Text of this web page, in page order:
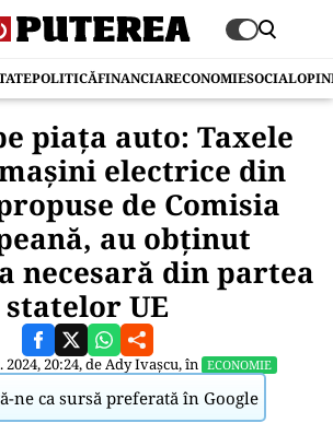
POLITICĂFINANCIARECONOMIESOCIAL
piaţa auto: Taxele
electrice din
de Comisia
au obţinut
necesară din partea
statelor UE
20:24, deAdy Ivașcu, în ECONOMIE
ne ca sursă preferată în Google